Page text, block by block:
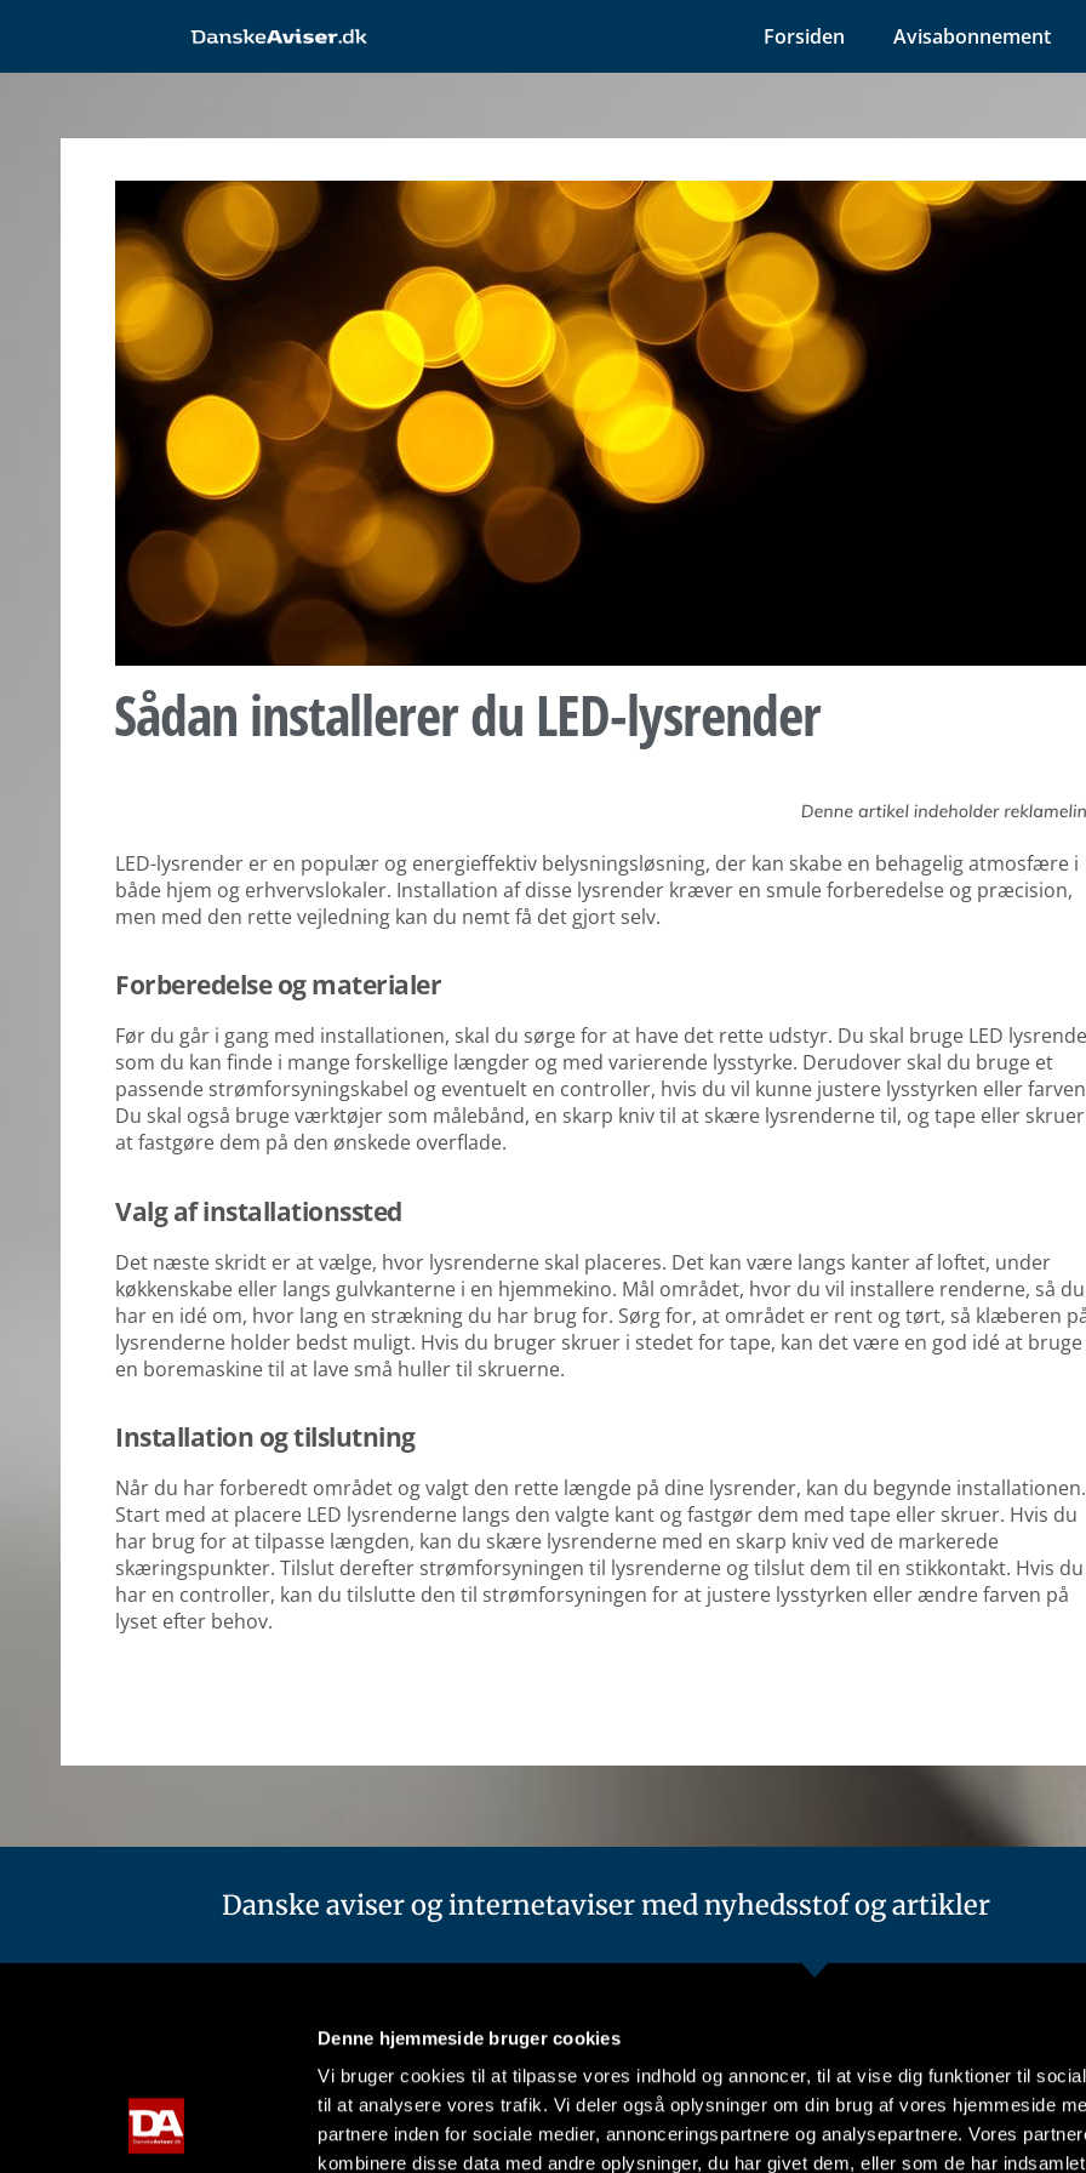
Denne hjemmeside bruger cookies
Vi bruger cookies til at tilpasse vores indhold og annoncer, til at vise dig funktioner til
til at analysere vores trafik. Vi deler også oplysninger om din brug af vores hjemmeside
partnere inden for sociale medier, annonceringspartnere og analysepartnere. Vores
kombinere disse data med andre oplysninger, du har givet dem, eller som de har
Forsiden Avisabonnement
Sådan installerer du LED-lysrender
LED-lysrender er en populær og energieffektiv belysningsløsning, der kan skabe en behagelig atmosfære i
både hjem og erhvervslokaler. Installation af disse lysrender kræver en smule forberedelse og præcision,
men med den rette vejledning kan du nemt få det gjort selv.
Forberedelse og materialer
Før du går i gang med installationen, skal du sørge for at have det rette udstyr. Du skal bruge LED
som du kan finde i mange forskellige længder og med varierende lysstyrke. Derudover skal du bruge et
passende strømforsyningskabel og eventuelt en controller, hvis du vil kunne justere lysstyrken eller
Du skal også bruge værktøjer som målebånd, en skarp kniv til at skære lysrenderne til, og tape eller
at fastgøre dem på den ønskede overflade.
Valg af installationssted
Det næste skridt er at vælge, hvor lysrenderne skal placeres. Det kan være langs kanter af loftet, under
køkkenskabe eller langs gulvkanterne i en hjemmekino. Mål området, hvor du vil installere renderne, så du
har en idé om, hvor lang en strækning du har brug for. Sørg for, at området er rent og tørt, så klæberen
lysrenderne holder bedst muligt. Hvis du bruger skruer i stedet for tape, kan det være en god idé at bruge
en boremaskine til at lave små huller til skruerne.
Installation og tilslutning
Når du har forberedt området og valgt den rette længde på dine lysrender, kan du begynde installationen.
Start med at placere LED lysrenderne langs den valgte kant og fastgør dem med tape eller skruer. Hvis du
har brug for at tilpasse længden, kan du skære lysrenderne med en skarp kniv ved de markerede
skæringspunkter. Tilslut derefter strømforsyningen til lysrenderne og tilslut dem til en stikkontakt. Hvis du
har en controller, kan du tilslutte den til strømforsyningen for at justere lysstyrken eller ændre farven på
lyset efter behov.
Danske aviser og internetaviser med nyhedsstof og artikler
Redaktion
Zetup Kommunikation
Havnegade 29A
7100 Vejle
Menu
Forsiden
Om os
Annoncering
@danskeaviser
@danskeaviser